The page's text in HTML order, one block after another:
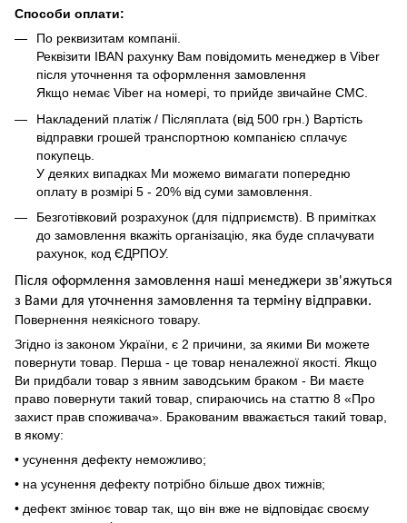
Способи оплати:
По реквизитам компаніі.
Реквізити IBAN рахунку Вам повідомить менеджер в Viber
після уточнення та оформлення замовлення
Якщо немає Viber на номері, то прийде звичайне СМС.
Накладений платіж / Післяплата (від 500 грн.) Вартість
відправки грошей транспортною компанією сплачує
покупець.
У деяких випадках Ми можемо вимагати попередню
оплату в розмірі 5 - 20% від суми замовлення.
Безготівковий розрахунок (для підприємств). В примітках
до замовлення вкажіть організацію, яка буде сплачувати
рахунок, код ЄДРПОУ.
Після оформлення замовлення наші менеджери зв'яжуться
з Вами для уточнення замовлення та терміну відправки.
Повернення неякісного товару.
Згідно із законом України, є 2 причини, за якими Ви можете
повернути товар. Перша - це товар неналежної якості. Якщо
Ви придбали товар з явним заводським браком - Ви маєте
право повернути такий товар, спираючись на статтю 8 «Про
захист прав споживача». Бракованим вважається такий товар,
в якому:
• усунення дефекту неможливо;
• на усунення дефекту потрібно більше двох тижнів;
• дефект змінює товар так, що він вже не відповідає своєму